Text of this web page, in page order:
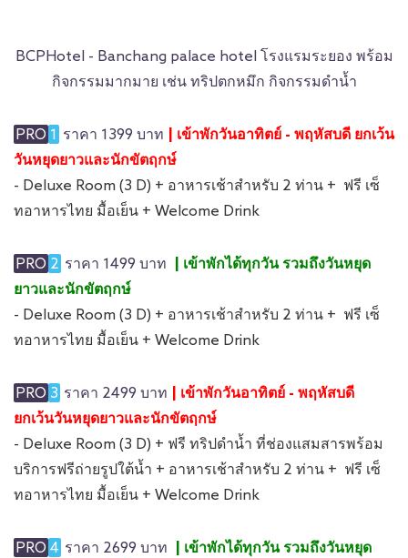
BCPHotel - Banchang palace hotel โรงแรมระยอง พร้อม
กิจกรรมมากมาย เช่น ทริปตกหมึก กิจกรรมดำน้ำ
PRO 1 ราคา 1399 บาท | เข้าพักวันอาทิตย์ - พฤหัสบดี ยกเว้น
วันหยุดยาวและนักขัตฤกษ์
- Deluxe Room (3 D) + อาหารเช้าสำหรับ 2 ท่าน + ฟรี เซ็
ทอาหารไทย มื้อเย็น + Welcome Drink
PRO 2 ราคา 1499 บาท | เข้าพักได้ทุกวัน รวมถึงวันหยุด
ยาวและนักขัตฤกษ์
- Deluxe Room (3 D) + อาหารเช้าสำหรับ 2 ท่าน + ฟรี เซ็
ทอาหารไทย มื้อเย็น + Welcome Drink
PRO 3 ราคา 2499 บาท | เข้าพักวันอาทิตย์ - พฤหัสบดี
ยกเว้นวันหยุดยาวและนักขัตฤกษ์
- Deluxe Room (3 D) + ฟรี ทริปดำน้ำ ที่ช่องแสมสารพร้อม
บริการฟรีถ่ายรูปใต้น้ำ + อาหารเช้าสำหรับ 2 ท่าน + ฟรี เซ็
ทอาหารไทย มื้อเย็น + Welcome Drink
PRO 4 ราคา 2699 บาท | เข้าพักได้ทุกวัน รวมถึงวันหยุด